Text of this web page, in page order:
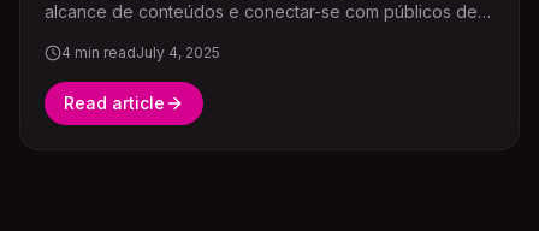
alcance de conteúdos e conectar-se com públicos de
4 min readJuly 4, 2025
Read article